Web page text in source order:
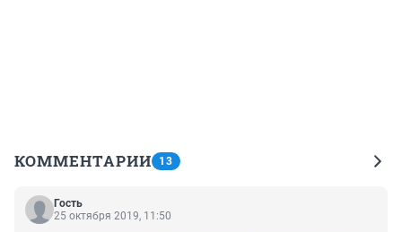
КОММЕНТАРИИ 13
Гость
25 октября 2019, 11:50